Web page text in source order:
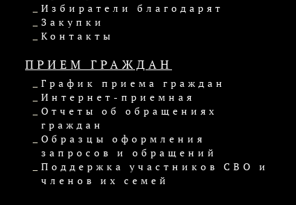
Избиратели благодарят
Закупки
Контакты
ПРИЕМ ГРАЖДАН
График приема граждан
Интернет-приемная
Отчеты об обращениях
граждан
Образцы оформления
запросов и обращений
Поддержка участников СВО и
членов их семей